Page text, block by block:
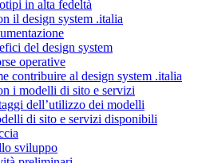
in alta fedeltà
il design system .italia
del design system
operative
contribuire al design system .italia
i modelli di sito e servizi
dell’utilizzo dei modelli
di sito e servizi disponibili
sviluppo